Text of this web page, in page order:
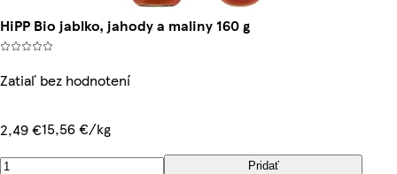
HiPP Bio jablko, jahody a maliny 160 g
Zatiaľ bez hodnotení
2,49 €15,56 €/kg
Pridať